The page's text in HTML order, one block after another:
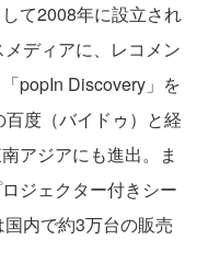
て2008年に設立され
ディアに、レコメン
popIn Discovery」を
度（バイドゥ）と経
アジアにも進出。ま
ジェクター付きシー
内で約3万台の販売